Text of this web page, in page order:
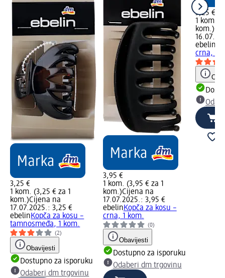
3,25 €
1 kom. (3,25 € za 1
kom.)Cijena na
17.07.2025.: 3,25 €
ebelinKopča za kosu –
tamnosmeđa, 1 kom.
(2)
Obavijesti
Dostupno za isporuku
Odaberi dm trgovinu
3,95 €
1 kom. (3,95 € za 1
kom.)Cijena na
17.07.2025.: 3,95 €
ebelinKopča za kosu –
crna, 1 kom.
(0)
Obavijesti
Dostupno za isporuku
Odaberi dm trgovinu
3,25 €
1 kom.
kom.)
ebelin
crna, 1